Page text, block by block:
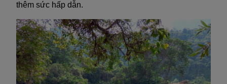
thêm sức hấp dẫn.